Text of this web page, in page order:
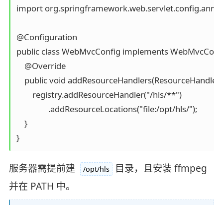
import
@Configuration
public class WebMvcConfig implements
    @Override
public void
        registry.addResourceHandler("/hls/**")
                .addResourceLocations("file:/opt/hls/");
    }
}
服务器需提前建 /opt/hls
目录，且安装 ffmpeg
并在 PATH 中。